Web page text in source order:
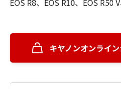
EOS R8、EOS R10、EOS R50
キヤノンオンライ